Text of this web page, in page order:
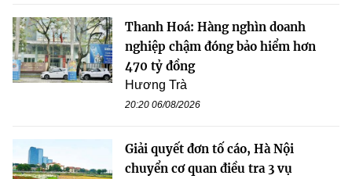
Thanh Hoá: Hàng nghìn doanh
nghiệp chậm đóng bảo hiểm hơn
470 tỷ đồng
Hương Trà
20:20 06/08/2026
Giải quyết đơn tố cáo, Hà Nội
chuyển cơ quan điều tra 3 vụ